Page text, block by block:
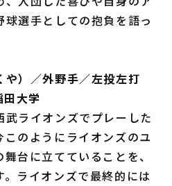
プライバシーポリシー
選手としての抱負を語っ
）／外野手／左投左打
大学
武ライオンズでプレーした
のようにライオンズのユ
台に立てていることを、
ライオンズで最終的には